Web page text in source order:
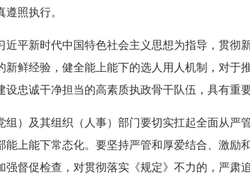
照执行。
近平新时代中国特色社会主义思想为指导，贯彻
新鲜经验，健全能上能下的选人用人机制，对于
忠诚干净担当的高素质执政骨干队伍，具有重要
组）及其组织（人事）部门要切实扛起全面从严
能上能下常态化。要坚持严管和厚爱结合、激励
强督促检查，对贯彻落实《规定》不力的，严肃